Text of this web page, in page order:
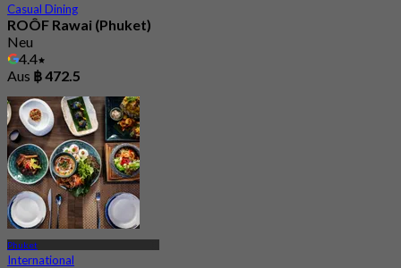
Casual Dining
ROÔF Rawai (Phuket)
Neu
4.4
Aus ฿ 472.5
Phuket
International